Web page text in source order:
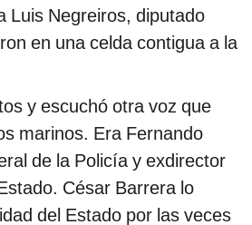
Luis Negreiros, diputado
en una celda contigua a la
y escuchó otra voz que
marinos. Era Fernando
de la Policía y exdirector
César Barrera lo
del Estado por las veces